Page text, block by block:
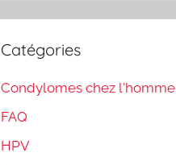
Catégories
Condylomes chez l'homme
FAQ
HPV